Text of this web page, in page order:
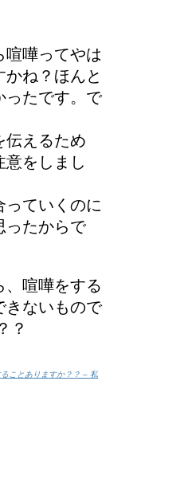
槽の掃除の仕方
ちが正しいの?!夜間
で車のライトは上向
向き？
喧嘩ってやは
かね？ほんと
ったです。で
伝えるため
意をしまし
っていくのに
ったからで
、喧嘩をする
きないもので
？
ことありますか？？ – 私